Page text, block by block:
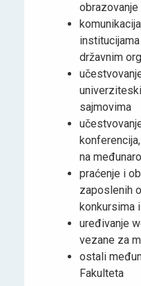
obrazovanje
državnim
sajmovima
na
praćenje i
zaposlenih
konkursima
uređivanje
vezane za
ostali
Fakulteta